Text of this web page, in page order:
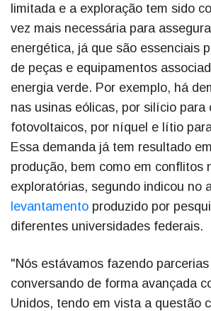
limitada e a exploração tem sido
vez mais necessária para
energética, já que são essenciais
de peças e equipamentos
energia verde. Por exemplo, há
nas usinas eólicas, por silício para
fotovoltaicos, por níquel e lítio
Essa demanda já tem resultado
produção, bem como em conflitos
exploratórias, segundo indicou no
levantamento produzido por
diferentes universidades federais.
"Nós estávamos fazendo
conversando de forma avançada
Unidos, tendo em vista a questão